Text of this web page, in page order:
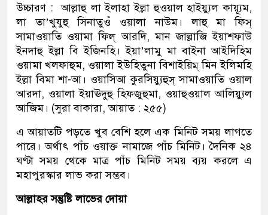
উচ্চারণ : আল্লাহু লা ইলাহা ইল্লা হুওয়াল হাইয়্যুল কায়্যূম,
লা তা’খুযুহু সিনাতুওঁ ওয়ালা নাউম। লাহু মা ফিস্
সামাওয়াতি ওয়ামা ফিল্ আরদি, মান জাল্লাজি ইয়াশফাউ
ইনদাহু ইল্লা বি ইজিনহি। ইয়া’লামু মা বাইনা আইদিহিম
ওয়ামা খলফাহুম, ওয়ালা ইউহিতুনা বিশাইয়িম্ মিন ইলিমহি
ইল্লা বিমা শা-আ। ওয়াসিআ কুরসিয়্যুহুস্ সামাওয়াতি ওয়াল
আরদা, ওয়ালা ইয়াঊদুহু হিফজুহুমা, ওয়াহুওয়াল আলিয়্যুল
আজিম। (সুরা বাকারা, আয়াত : ২৫৫)
এ আয়াতটি পড়তে খুব বেশি হলে এক মিনিট সময় লাগতে
পারে। অর্থাৎ পাঁচ ওয়াক্ত নামাজে পাঁচ মিনিট। দৈনিক ২৪
ঘণ্টা সময় থেকে মাত্র পাঁচ মিনিট সময় ব্যয় করলে এ
মহাপুরস্কার লাভ করা সম্ভব।
আল্লাহর সন্তুষ্টি লাভের দোয়া